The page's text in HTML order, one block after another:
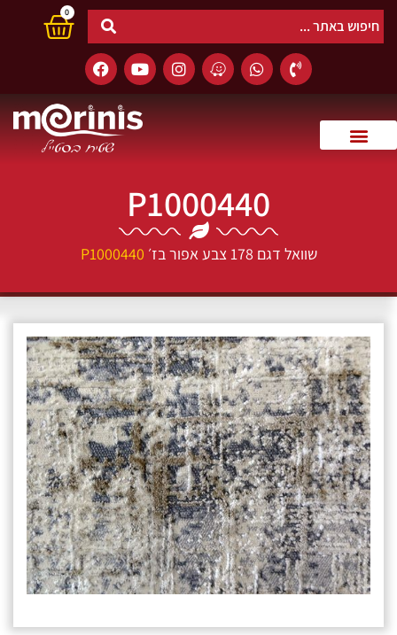
0
P1000440
שוואל דגם 178 צבע אפור בז׳ P1000440